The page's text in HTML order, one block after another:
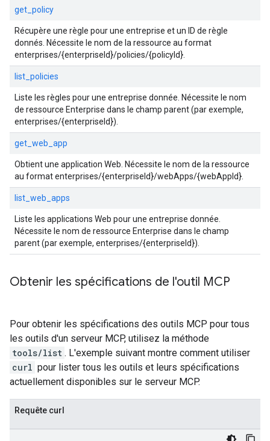
get_policy
Récupère une règle pour une entreprise et un ID de règle
donnés. Nécessite le nom de la ressource au format
enterprises/{enterpriseId}/policies/{policyId}.
list_policies
Liste les règles pour une entreprise donnée. Nécessite le nom
de ressource Enterprise dans le champ parent (par exemple,
enterprises/{enterpriseId}).
get_web_app
Obtient une application Web. Nécessite le nom de la ressource
au format enterprises/{enterpriseId}/webApps/{webAppId}.
list_web_apps
Liste les applications Web pour une entreprise donnée.
Nécessite le nom de ressource Enterprise dans le champ
parent (par exemple, enterprises/{enterpriseId}).
Obtenir les spécifications de l'outil MCP
Pour obtenir les spécifications des outils MCP pour tous
les outils d'un serveur MCP, utilisez la méthode
tools/list . L'exemple suivant montre comment utiliser
curl pour lister tous les outils et leurs spécifications
actuellement disponibles sur le serveur MCP.
Requête curl